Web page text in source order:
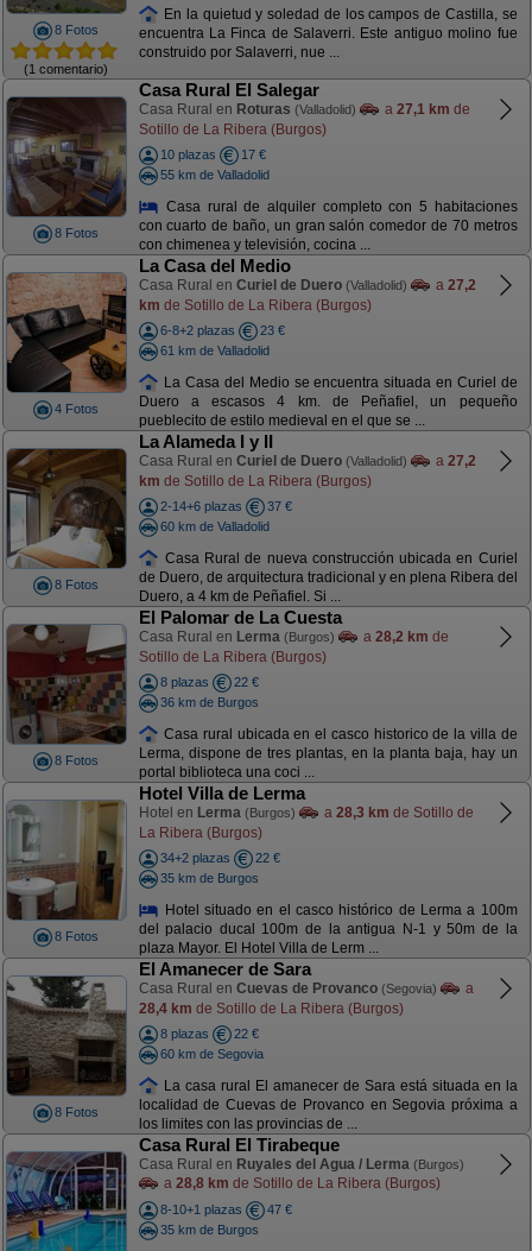
8 Fotos
(1 comentario)
En la quietud y soledad de los campos de Castilla, se
encuentra La Finca de Salaverri. Este antiguo molino fue
construido por Salaverri, nue ...
8 Fotos
Casa Rural El Salegar
Casa Rural en Roturas (Valladolid) a 27,1 km de
Sotillo de La Ribera (Burgos)
10 plazas
17 €
55 km de Valladolid
Casa rural de alquiler completo con 5 habitaciones
con cuarto de baño, un gran salón comedor de 70 metros
con chimenea y televisión, cocina ...
4 Fotos
La Casa del Medio
Casa Rural en Curiel de Duero (Valladolid) a 27,2
km de Sotillo de La Ribera (Burgos)
6-8+2 plazas
23 €
61 km de Valladolid
La Casa del Medio se encuentra situada en Curiel de
Duero a escasos 4 km. de Peñafiel, un pequeño
pueblecito de estilo medieval en el que se ...
8 Fotos
La Alameda I y II
Casa Rural en Curiel de Duero (Valladolid) a 27,2
km de Sotillo de La Ribera (Burgos)
2-14+6 plazas
37 €
60 km de Valladolid
Casa Rural de nueva construcción ubicada en Curiel
de Duero, de arquitectura tradicional y en plena Ribera del
Duero, a 4 km de Peñafiel. Si ...
8 Fotos
El Palomar de La Cuesta
Casa Rural en Lerma (Burgos) a 28,2 km de
Sotillo de La Ribera (Burgos)
8 plazas
22 €
36 km de Burgos
Casa rural ubicada en el casco historico de la villa de
Lerma, dispone de tres plantas, en la planta baja, hay un
portal biblioteca una coci ...
8 Fotos
Hotel Villa de Lerma
Hotel en Lerma (Burgos) a 28,3 km de Sotillo de
La Ribera (Burgos)
34+2 plazas
22 €
35 km de Burgos
Hotel situado en el casco histórico de Lerma a 100m
del palacio ducal 100m de la antigua N-1 y 50m de la
plaza Mayor. El Hotel Villa de Lerm ...
8 Fotos
El Amanecer de Sara
Casa Rural en Cuevas de Provanco (Segovia)
a
28,4 km de Sotillo de La Ribera (Burgos)
8 plazas
22 €
60 km de Segovia
La casa rural El amanecer de Sara está situada en la
localidad de Cuevas de Provanco en Segovia próxima a
los limites con las provincias de ...
Casa Rural El Tirabeque
Casa Rural en Ruyales del Agua / Lerma (Burgos)
a 28,8 km de Sotillo de La Ribera (Burgos)
8-10+1 plazas
47 €
35 km de Burgos